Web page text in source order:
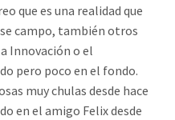
que es una realidad que
campo, también otros
Innovación o el
pero poco en el fondo.
muy chulas desde hace
en el amigo Felix desde